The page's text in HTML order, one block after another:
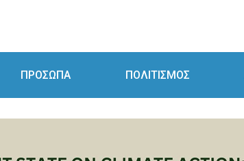
ΠΡΟΣΩΠΑ ΠΟΛΙΤΙΣΜΟΣ